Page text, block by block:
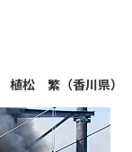
植松 繁（香川県）